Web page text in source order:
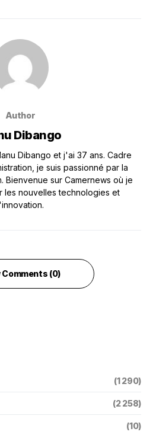
Author
Dibango
Dibango et j'ai 37 ans. Cadre
je suis passionné par la
Bienvenue sur Camernews où je
les nouvelles technologies et
Comments (0)
(1 290)
(2 258)
(10)